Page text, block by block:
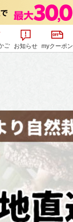
ご お知らせ myクーポン